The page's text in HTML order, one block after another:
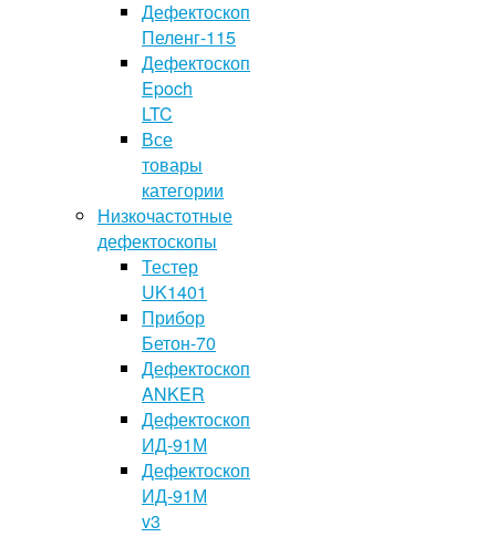
Дефектоскоп
Пеленг-115
Дефектоскоп
Epoch
LTC
Все
товары
категории
Низкочастотные
дефектоскопы
Тестер
UK1401
Прибор
Бетон-70
Дефектоскоп
ANKER
Дефектоскоп
ИД-91М
Дефектоскоп
ИД-91М
v3